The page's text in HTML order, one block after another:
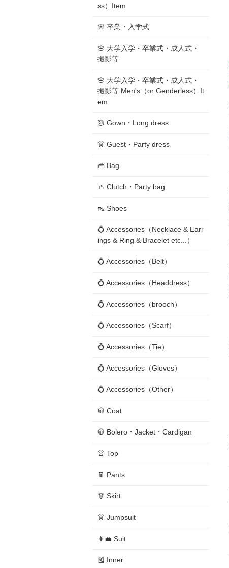
ss）Item
🌸 卒業・入学式
🌸 大学入学・卒業式・成人式・
撮影等
🌸 大学入学・卒業式・成人式・
撮影等 Men's（or Genderless）It
em
🥻 Gown・Long dress
👗 Guest・Party dress
👜 Bag
👛 Clutch・Party bag
👠 Shoes
💍 Accessories（Necklace & Earr
ings & Ring & Bracelet etc...）
💍 Accessories（Belt）
💍 Accessories（Headdress）
💍 Accessories（brooch）
💍 Accessories（Scarf）
💍 Accessories（Tie）
💍 Accessories（Gloves）
💍 Accessories（Other）
🧥 Coat
🧥 Bolero・Jacket・Cardigan
👚 Top
👖 Pants
👗 Skirt
👗 Jumpsuit
👩‍💼 Suit
🎽 Inner